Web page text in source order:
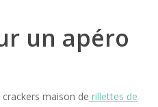
un apéro
maison de rillettes de